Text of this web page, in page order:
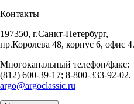
Контакты
197350, г.Санкт-Петербург,
пр.Королева 48, корпус 6, офис 4.
Многоканальный телефон/факс:
(812) 600-39-17; 8-800-333-92-02.
argo@argoclassic.ru